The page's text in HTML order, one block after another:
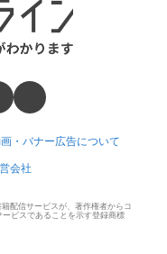
・バナー広告について
会社
配信サービスが、著作権者からコ
ビスであることを示す登録商標